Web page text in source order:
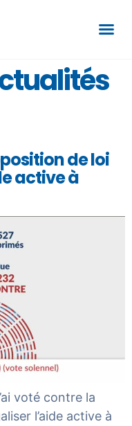
de loi
active à
voté contre la
l’aide active à